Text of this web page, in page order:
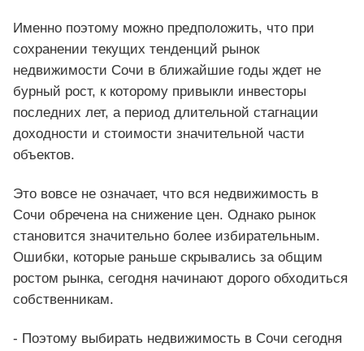
Именно поэтому можно предположить, что при
сохранении текущих тенденций рынок
недвижимости Сочи в ближайшие годы ждет не
бурный рост, к которому привыкли инвесторы
последних лет, а период длительной стагнации
доходности и стоимости значительной части
объектов.
Это вовсе не означает, что вся недвижимость в
Сочи обречена на снижение цен. Однако рынок
становится значительно более избирательным.
Ошибки, которые раньше скрывались за общим
ростом рынка, сегодня начинают дорого обходиться
собственникам.
- Поэтому выбирать недвижимость в Сочи сегодня